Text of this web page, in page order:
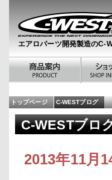
エアロパーツ開発製造のC-
トップページ C-WESTブログ
C-WESTブロ
2013年11月